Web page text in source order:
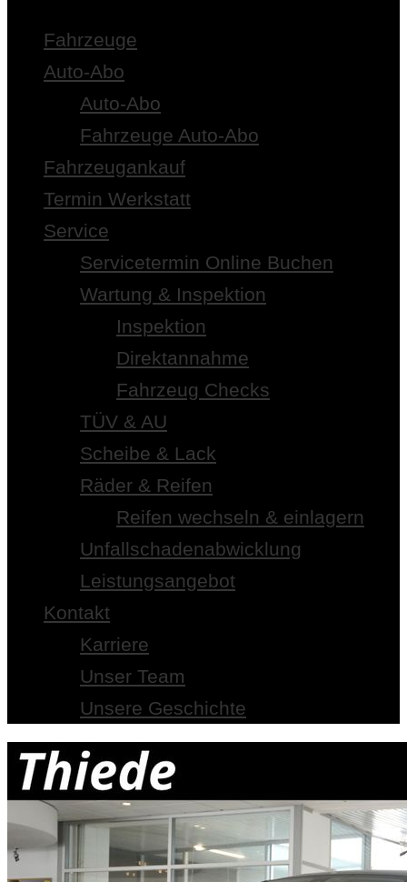
Fahrzeuge
Auto-Abo
Auto-Abo
Fahrzeuge Auto-Abo
Fahrzeugankauf
Termin Werkstatt
Service
Servicetermin Online Buchen
Wartung & Inspektion
Inspektion
Direktannahme
Fahrzeug Checks
TÜV & AU
Scheibe & Lack
Räder & Reifen
Reifen wechseln & einlagern
Unfallschadenabwicklung
Leistungsangebot
Kontakt
Karriere
Unser Team
Unsere Geschichte